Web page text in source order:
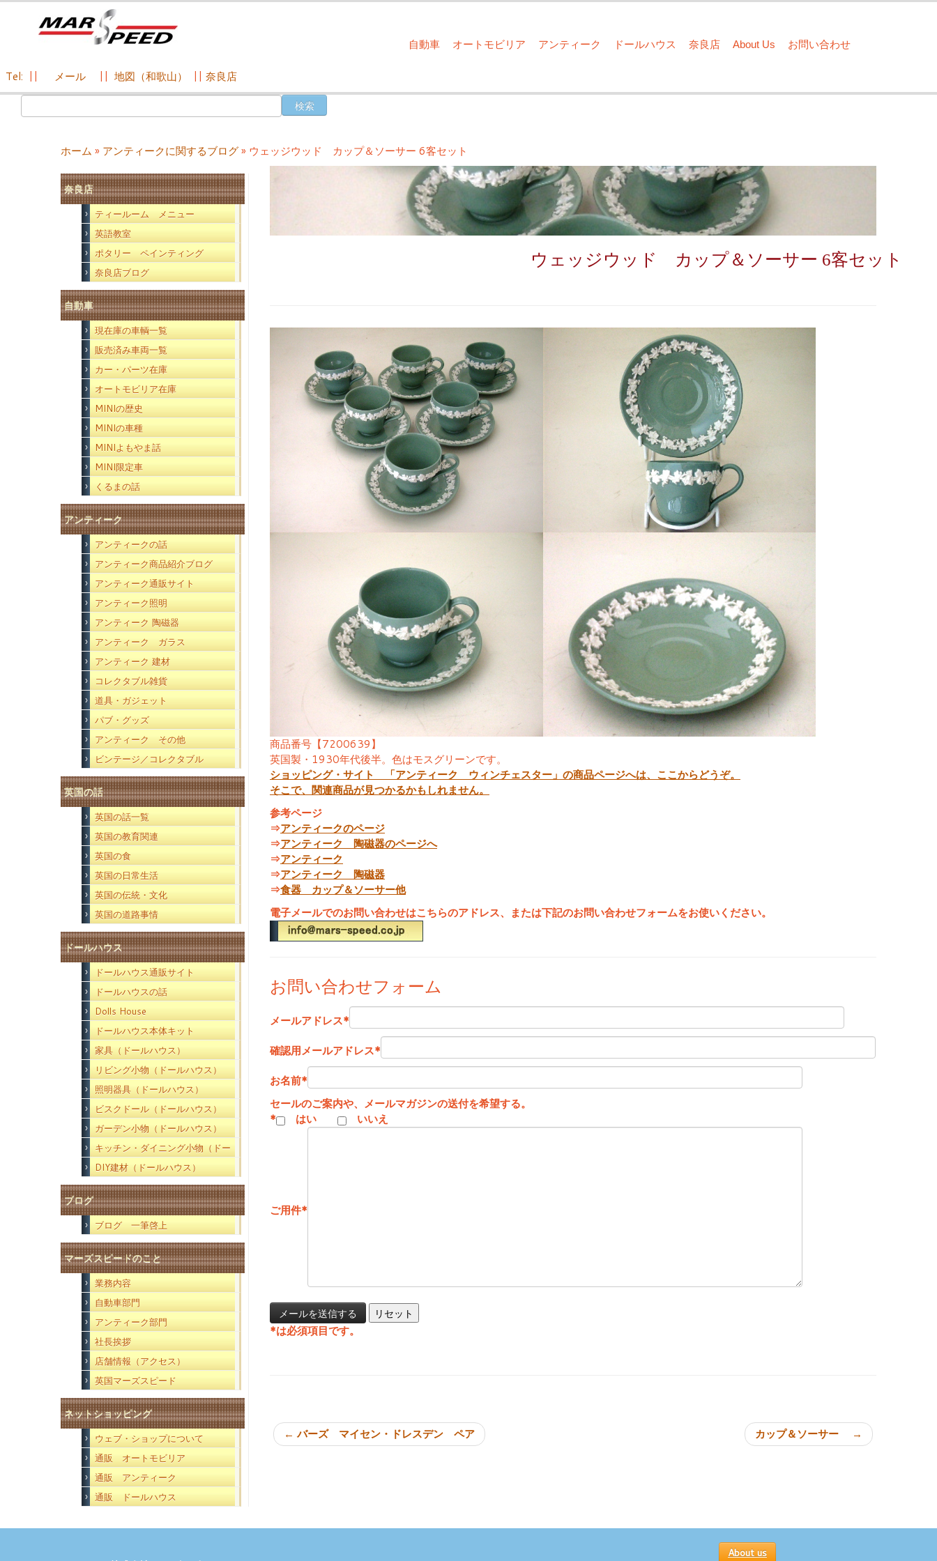
自動車 オートモビリア アンティーク ドールハウス 奈良店 About Us お問い合わせ
Tel: メール 地図（和歌山） 奈良店
索:
ホーム » アンティークに関するブログ» ウェッジウッド カップ＆ソーサー 6客セット
奈良店
ティールーム メニュー
英語教室
ポタリー ペインティング
奈良店ブログ
自動車
現在庫の車輌一覧
販売済み車両一覧
カー・パーツ在庫
オートモビリア在庫
MINIの歴史
MINIの車種
MINIよもやま話
MINI限定車
くるまの話
アンティーク
アンティークの話
アンティーク商品紹介ブログ
アンティーク通販サイト
アンティーク照明
アンティーク 陶磁器
アンティーク ガラス
アンティーク 建材
コレクタブル雑貨
道具・ガジェット
パブ・グッズ
アンティーク その他
ビンテージ／コレクタブル
英国の話
英国の話一覧
英国の教育関連
英国の食
英国の日常生活
英国の伝統・文化
英国の道路事情
ドールハウス
ドールハウス通販サイト
ドールハウスの話
Dolls House
ドールハウス本体キット
家具（ドールハウス）
リビング小物（ドールハウス）
照明器具（ドールハウス）
ビスクドール（ドールハウス）
ガーデン小物（ドールハウス）
キッチン・ダイニング小物（ドー
ルハウス）
DIY建材（ドールハウス）
ブログ
ブログ 一筆啓上
マーズスピードのこと
業務内容
自動車部門
アンティーク部門
社長挨拶
店舗情報（アクセス）
英国マーズスピード
ネットショッピング
ウェブ・ショップについて
通販 オートモビリア
通販 アンティーク
通販 ドールハウス
ウェッジウッド カップ＆ソーサー 6客セット
商品番号【7200639】
英国製・1930年代後半。色はモスグリーンです。
ショッピング・サイト 「アンティーク ウィンチェスター」の商品ページへは、ここからどうぞ。
そこで、関連商品が見つかるかもしれません。
参考ページ
⇒アンティークのページ
⇒アンティーク 陶磁器のページへ
⇒アンティーク
⇒アンティーク 陶磁器
⇒食器 カップ＆ソーサー他
電子メールでのお問い合わせはこちらのアドレス、または下記のお問い合わせフォームをお使いください。
お問い合わせフォーム
メールアドレス*
確認用メールアドレス*
お名前*
セールのご案内や、メールマガジンの送付を希望する。
*
はい いいえ
ご用件*
*は必須項目です。
← バーズ マイセン・ドレスデン ペア カップ＆ソーサー →
About us